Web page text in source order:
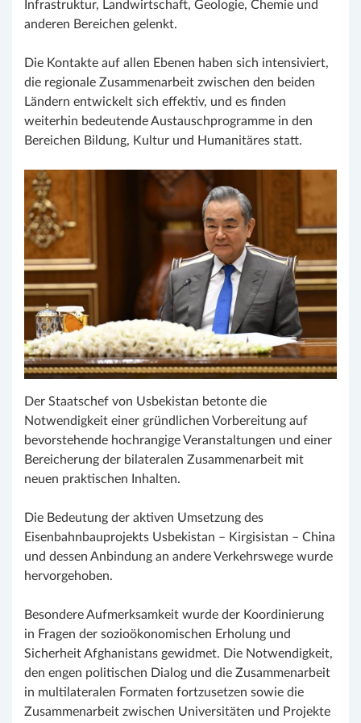
Infrastruktur, Landwirtschaft, Geologie, Chemie und
anderen Bereichen gelenkt.
Die Kontakte auf allen Ebenen haben sich intensiviert,
die regionale Zusammenarbeit zwischen den beiden
Ländern entwickelt sich effektiv, und es finden
weiterhin bedeutende Austauschprogramme in den
Bereichen Bildung, Kultur und Humanitäres statt.
Der Staatschef von Usbekistan betonte die
Notwendigkeit einer gründlichen Vorbereitung auf
bevorstehende hochrangige Veranstaltungen und einer
Bereicherung der bilateralen Zusammenarbeit mit
neuen praktischen Inhalten.
Die Bedeutung der aktiven Umsetzung des
Eisenbahnbauprojekts Usbekistan – Kirgisistan – China
und dessen Anbindung an andere Verkehrswege wurde
hervorgehoben.
Besondere Aufmerksamkeit wurde der Koordinierung
in Fragen der sozioökonomischen Erholung und
Sicherheit Afghanistans gewidmet. Die Notwendigkeit,
den engen politischen Dialog und die Zusammenarbeit
in multilateralen Formaten fortzusetzen sowie die
Zusammenarbeit zwischen Universitäten und Projekte